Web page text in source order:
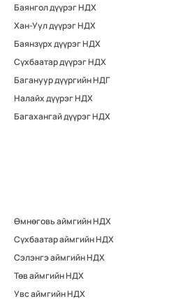
Баянгол дүүрэг НДХ
Хан-Уул дүүрэг НДХ
Баянзүрх дүүрэг НДХ
Сүхбаатар дүүрэг НДХ
Багануур дүүргийн НДГ
Налайх дүүрэг НДХ
Багахангай дүүрэг НДХ
Өмнөговь аймгийн НДХ
Сүхбаатар аймгийн НДХ
Сэлэнгэ аймгийн НДХ
Төв аймгийн НДХ
Увс аймгийн НДХ